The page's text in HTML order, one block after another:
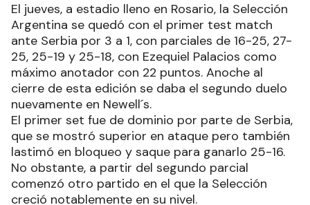
El jueves, a estadio lleno en Rosario, la Selección
Argentina se quedó con el primer test match
ante Serbia por 3 a 1, con parciales de 16-25, 27-
25, 25-19 y 25-18, con Ezequiel Palacios como
máximo anotador con 22 puntos. Anoche al
cierre de esta edición se daba el segundo duelo
nuevamente en Newell´s.
El primer set fue de dominio por parte de Serbia,
que se mostró superior en ataque pero también
lastimó en bloqueo y saque para ganarlo 25-16.
No obstante, a partir del segundo parcial
comenzó otro partido en el que la Selección
creció notablemente en su nivel.